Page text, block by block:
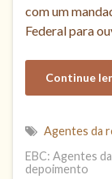
com um
Federal para
Continue
Agentes da
EBC: Agentes
depoimento